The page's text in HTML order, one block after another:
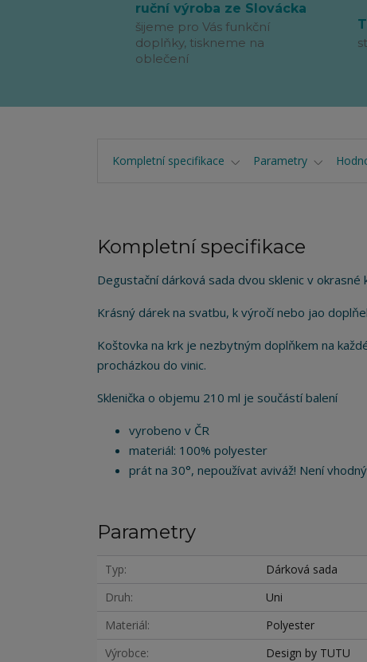
ruční výroba ze Slovácka
šijeme pro Vás funkční
doplňky, tiskneme na
oblečení
Kompletní specifikace Parametry
Kompletní specifikace
Degustační dárková sada dvou sklenic v okrasné
Krásný dárek na svatbu, k výročí nebo jao
Koštovka na krk je nezbytným doplňkem na
procházkou do vinic.
Sklenička o objemu 210 ml je součástí balení
vyrobeno v ČR
materiál: 100% polyester
prát na 30°, nepoužívat aviváž! Není
Parametry
Typ
Dárková sada
Druh
Uni
Materiál
Polyester
Výrobce
Design by TUTU